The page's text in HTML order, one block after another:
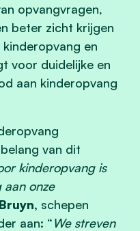
opvangvragen,
beter zicht krijgen
en
voor duidelijke en
aan kinderopvang
van dit
kinderopvang is
onze
schepen
aan: “We streven